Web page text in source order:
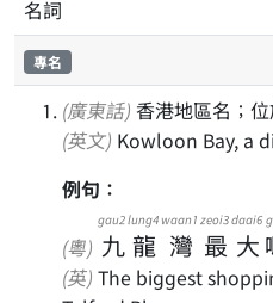
名詞
專名
(廣東話) 香港地區名；
(英文) Kowloon Bay, a
例句：
(粵) 九
gau2
龍
lung4
灣
waan1
最
zeoi3
大
daai6
(英) The biggest